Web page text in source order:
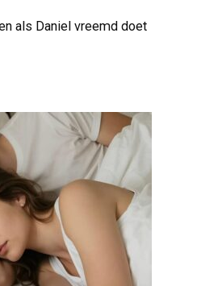
als Daniel vreemd doet